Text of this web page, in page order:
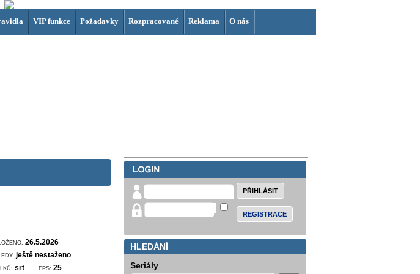
VIP funkce Požadavky Rozpracované Reklama O nás
26.5.2026
ještě nestaženo
srt FPS: 25
REGISTRACE
HLEDÁNÍ
Seriály